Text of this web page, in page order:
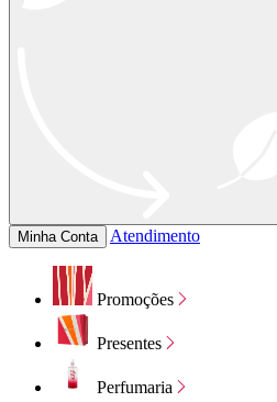
Minha Conta Atendimento
Promoções
Presentes
Perfumaria